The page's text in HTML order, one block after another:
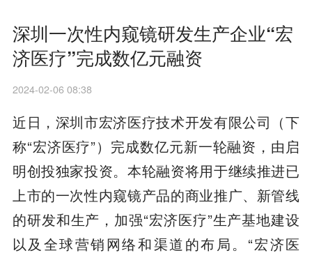
深圳一次性内窥镜研发生产企业“宏
济医疗”完成数亿元融资
2024-02-06 08:38
近日，深圳市宏济医疗技术开发有限公司（下
称“宏济医疗”）完成数亿元新一轮融资，由启
明创投独家投资。本轮融资将用于继续推进已
上市的一次性内窥镜产品的商业推广、新管线
的研发和生产，加强“宏济医疗”生产基地建设
以及全球营销网络和渠道的布局。“宏济医